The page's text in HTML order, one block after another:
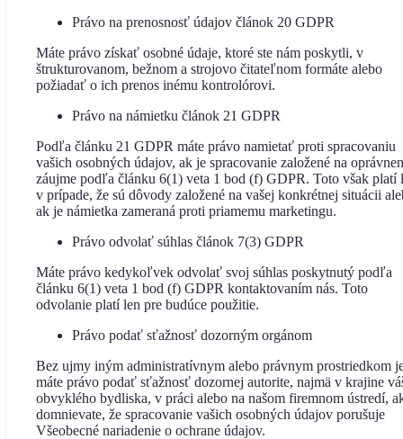
Právo na prenosnosť údajov článok 20 GDPR
Máte právo získať osobné údaje, ktoré ste nám poskytli, v
štrukturovanom, bežnom a strojovo čitateľnom formáte alebo
požiadať o ich prenos inému kontrolórovi.
Právo na námietku článok 21 GDPR
Podľa článku 21 GDPR máte právo namietať proti spracovaniu
vašich osobných údajov, ak je spracovanie založené na
záujme podľa článku 6(1) veta 1 bod (f) GDPR. Toto však platí
v prípade, že sú dôvody založené na vašej konkrétnej situácii
ak je námietka zameraná proti priamemu marketingu.
Právo odvolať súhlas článok 7(3) GDPR
Máte právo kedykoľvek odvolať svoj súhlas poskytnutý podľa
článku 6(1) veta 1 bod (f) GDPR kontaktovaním nás. Toto
odvolanie platí len pre budúce použitie.
Právo podať sťažnosť dozorným orgánom
Bez ujmy iným administratívnym alebo právnym prostriedkom
máte právo podať sťažnosť dozornej autorite, najmä v krajine
obvyklého bydliska, v práci alebo na našom firemnom ústredí,
domnievate, že spracovanie vašich osobných údajov porušuje
Všeobecné nariadenie o ochrane údajov.